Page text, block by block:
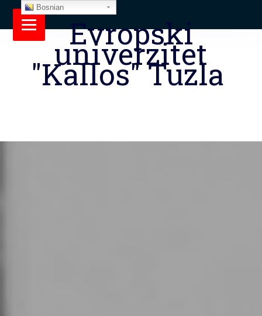
Evropski
univerzitet
"Kallos" Tuzla
Bosnian